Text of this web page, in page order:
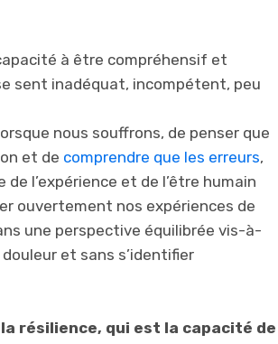
à être compréhensif et
sent inadéquat, incompétent, peu
nous souffrons, de penser que
et de comprendre que les erreurs,
l’expérience et de l’être humain
ouvertement nos expériences de
une perspective équilibrée vis-à-
et sans s’identifier
résilience, qui est la capacité de